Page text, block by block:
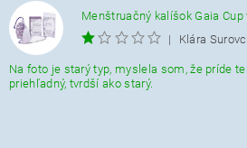
Menštruačný kalíšok Gaia Cup
|
Klára
Na foto je starý typ, myslela som, že príde
priehľadný, tvrdší ako starý.